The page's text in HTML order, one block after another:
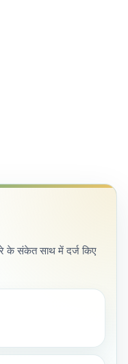
के संकेत साथ में दर्ज किए